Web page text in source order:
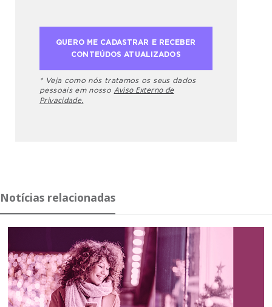
* Veja como nós tratamos os seus dados
pessoais em nosso Aviso Externo de
Privacidade.
Notícias relacionadas